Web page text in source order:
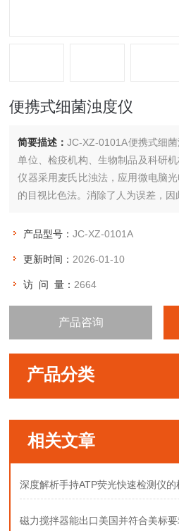
便携式细菌浊度仪
简要描述：JC-XZ-0101A便携式细
单位、检疫机构、生物制品及科研
仪器采用麦氏比浊法，应用微电脑
的目视比色法。消除了人为误差，因
产品型号：JC-XZ-0101A
更新时间： 2026-01-10
访 问 量： 2664
产品咨询
产品分类
相关文章
深度解析手持ATP荧光快速检测仪的
磁力搅拌器能出口美国并符合美标